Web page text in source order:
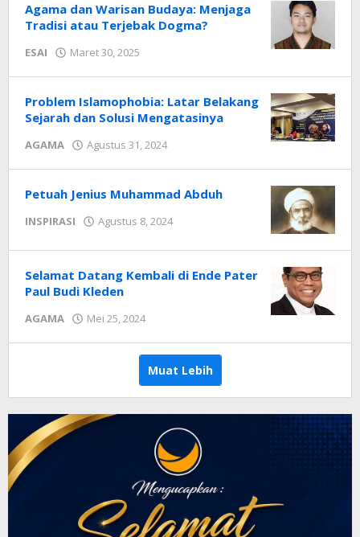
Agama dan Warisan Budaya: Menjaga
Tradisi atau Terjebak Dogma?
ESAI Maret 30, 2025
NTT
Problem Islamophobia: Latar Belakang
Sejarah dan Solusi Mengatasinya
AGAMA Agustus 31, 2024
NTT
Petuah Jenius Muhammad Abduh
INSPIRASI Agustus 8, 2024
NTT
Selamat Datang Kembali di Ende Pater
Paul Budi Kleden
AGAMA Mei 25, 2024
NTT
Muat Lebih